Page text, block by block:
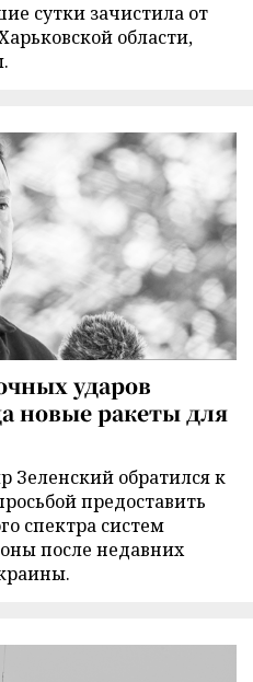
сутки зачистила от
области,
ударов
новые ракеты для
Зеленский обратился к
предоставить
спектра систем
после недавних